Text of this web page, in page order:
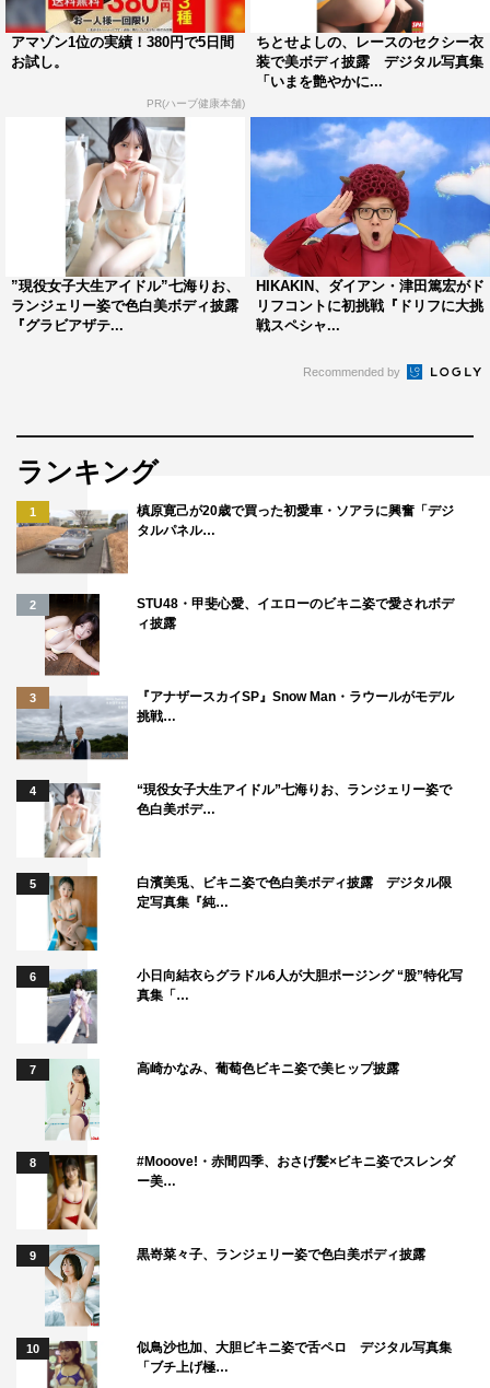
アマゾン1位の実績！380円で5日間
お試し。
PR(ハーブ健康本舗)
ちとせよしの、レースのセクシー衣
装で美ボディ披露 デジタル写真集
「いまを艶やかに...
”現役女子大生アイドル”七海りお、
ランジェリー姿で色白美ボディ披露
『グラビアザテ...
HIKAKIN、ダイアン・津田篤宏がド
リフコントに初挑戦『ドリフに大挑
戦スペシャ...
Recommended by
ランキング
1
槙原寛己が20歳で買った初愛車・ソアラに興奮「デジ
タルパネル…
2
STU48・甲斐心愛、イエローのビキニ姿で愛されボデ
ィ披露
3
『アナザースカイSP』Snow Man・ラウールがモデル
挑戦…
4
“現役女子大生アイドル”七海りお、ランジェリー姿で
色白美ボデ…
5
白濱美兎、ビキニ姿で色白美ボディ披露 デジタル限
定写真集『純…
6
小日向結衣らグラドル6人が大胆ポージング “股”特化写
真集「…
7 高崎かなみ、葡萄色ビキニ姿で美ヒップ披露
8
#Mooove!・赤間四季、おさげ髪×ビキニ姿でスレンダ
ー美…
9 黒嵜菜々子、ランジェリー姿で色白美ボディ披露
10
似鳥沙也加、大胆ビキニ姿で舌ペロ デジタル写真集
「ブチ上げ極…